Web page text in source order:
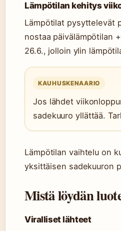
Lämpötilan kehitys
Lämpötilat pysyttelevät
nostaa päivälämpötilan
26.6., jolloin ylin
KAUHUSKENAARIO
Jos lähdet
sadekuuro yllättää.
Lämpötilan vaihtelu on
yksittäisen sadekuuron
Mistä löydän
Viralliset lähteet